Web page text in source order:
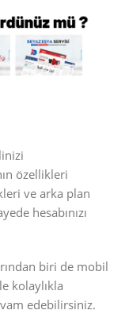
özellikleri
ve arka plan
hesabınızı
biri de mobil
kolaylıkla
edebilirsiniz.